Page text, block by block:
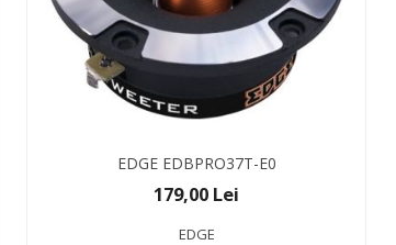
EDGE EDBPRO37T-E0
179,00 Lei
EDGE